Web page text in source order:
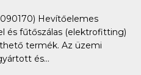
Hevítőelemes
és fűtőszálas (elektrofitting)
termék. Az üzemi
és...